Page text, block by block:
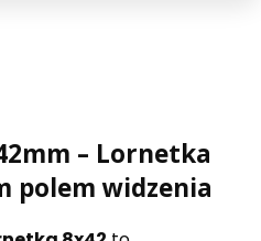
– Lornetka
polem widzenia